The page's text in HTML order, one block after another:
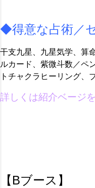
◆得意な占術／
干支九星、九星気学、算
ルカード、紫微斗数／ペ
トチャクラヒーリング、
詳しくは紹介ベージを
【Bブース】